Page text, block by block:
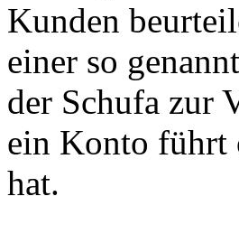
Kunden
einer so
der Schufa zur
ein Konto führt
hat.